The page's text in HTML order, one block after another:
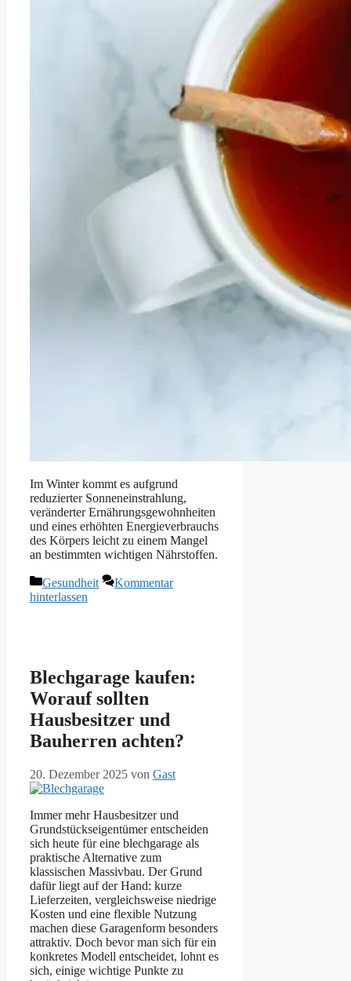
Im Winter kommt es aufgrund
reduzierter Sonneneinstrahlung,
veränderter Ernährungsgewohnheiten
und eines erhöhten Energieverbrauchs
des Körpers leicht zu einem Mangel
an bestimmten wichtigen Nährstoffen.
Kategorien
Gesundheit
Kommentar
hinterlassen
Blechgarage kaufen:
Worauf sollten
Hausbesitzer und
Bauherren achten?
20. Dezember 2025 von Gast
Immer mehr Hausbesitzer und
Grundstückseigentümer entscheiden
sich heute für eine blechgarage als
praktische Alternative zum
klassischen Massivbau. Der Grund
dafür liegt auf der Hand: kurze
Lieferzeiten, vergleichsweise niedrige
Kosten und eine flexible Nutzung
machen diese Garagenform besonders
attraktiv. Doch bevor man sich für ein
konkretes Modell entscheidet, lohnt es
sich, einige wichtige Punkte zu